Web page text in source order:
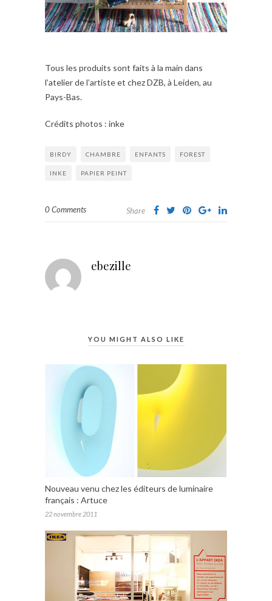
Tous les produits sont faits à la main dans
l’atelier de l’artiste et chez DZB, à Leiden, au
Pays-Bas.
Crédits photos : inke
BIRDY CHAMBRE ENFANTS FOREST
INKE PAPIER PEINT
0 Comments Share
ebezille
YOU MIGHT ALSO LIKE
Nouveau venu chez les éditeurs de luminaire
français : Artuce
22 novembre 2011